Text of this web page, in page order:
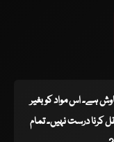
کاوش ہے۔ اس مواد کو بغیر
درست نہیں۔ تمام